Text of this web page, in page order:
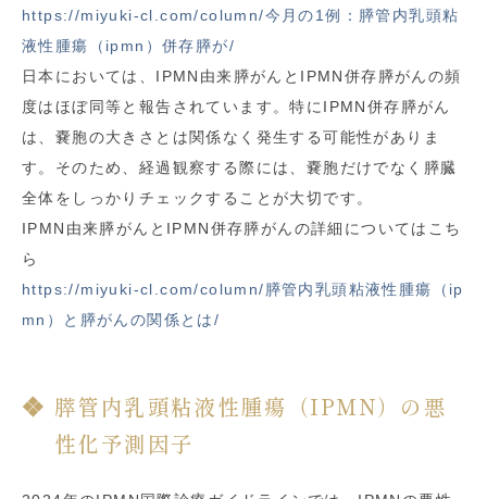
https://miyuki-cl.com/column/今月の1例：膵管内乳頭粘
液性腫瘍（ipmn）併存膵が/
日本においては、IPMN由来膵がんとIPMN併存膵がんの頻
度はほぼ同等と報告されています。特にIPMN併存膵がん
は、嚢胞の大きさとは関係なく発生する可能性がありま
す。そのため、経過観察する際には、嚢胞だけでなく膵臓
全体をしっかりチェックすることが大切です。
IPMN由来膵がんとIPMN併存膵がんの詳細についてはこち
ら
https://miyuki-cl.com/column/膵管内乳頭粘液性腫瘍（ip
mn）と膵がんの関係とは/
膵管内乳頭粘液性腫瘍（IPMN）の悪
性化予測因子